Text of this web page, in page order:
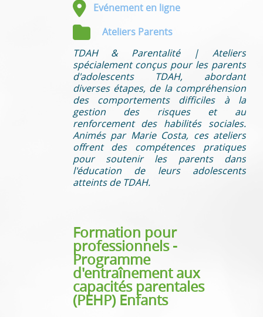
Evénement en ligne
Ateliers Parents
TDAH & Parentalité | Ateliers
spécialement conçus pour les parents
d'adolescents TDAH, abordant
diverses étapes, de la compréhension
des comportements difficiles à la
gestion des risques et au
renforcement des habilités sociales.
Animés par Marie Costa, ces ateliers
offrent des compétences pratiques
pour soutenir les parents dans
l'éducation de leurs adolescents
atteints de TDAH.
Formation pour
professionnels -
Programme
d'entraînement aux
capacités parentales
(PEHP) Enfants